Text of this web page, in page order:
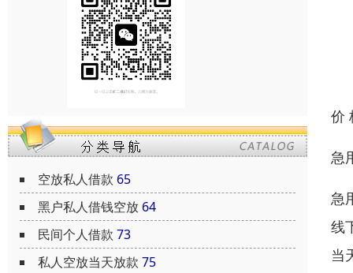
空放私人借款 65
黑户私人借钱空放 64
民间个人借款 73
私人空放当天放款 75
价
急
急
线
当